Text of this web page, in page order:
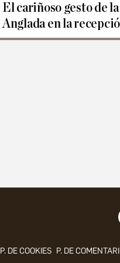
El cariñoso gesto de
Anglada en la
P. DE COOKIES P. DE